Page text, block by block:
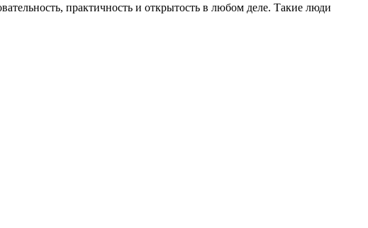
практичность и открытость в любом деле. Такие люди